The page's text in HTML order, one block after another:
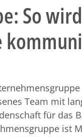
So
Team mit
für das
ist